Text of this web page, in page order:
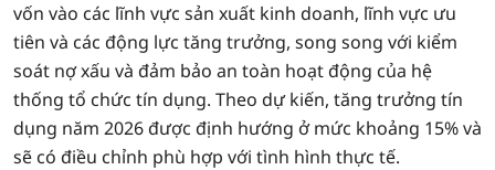
vốn vào các lĩnh vực sản xuất kinh doanh, lĩnh vực ưu
tiên và các động lực tăng trưởng, song song với kiểm
soát nợ xấu và đảm bảo an toàn hoạt động của hệ
thống tổ chức tín dụng. Theo dự kiến, tăng trưởng tín
dụng năm 2026 được định hướng ở mức khoảng 15% và
sẽ có điều chỉnh phù hợp với tình hình thực tế.